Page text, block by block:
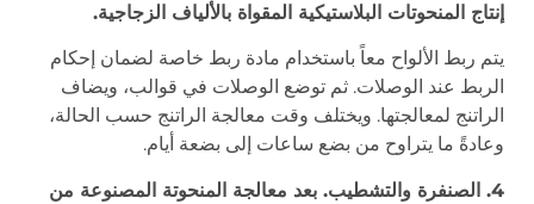
إنتاج المنحوتات البلاستيكية المقواة بالألياف الزجاجية.
يتم ربط الألواح معاً باستخدام مادة ربط خاصة لضمان إحكام
الربط عند الوصلات. ثم توضع الوصلات في قوالب، ويضاف
الراتنج لمعالجتها. ويختلف وقت معالجة الراتنج حسب الحالة،
وعادةً ما يتراوح من بضع ساعات إلى بضعة أيام.
4. الصنفرة والتشطيب. بعد معالجة المنحوتة المصنوعة من